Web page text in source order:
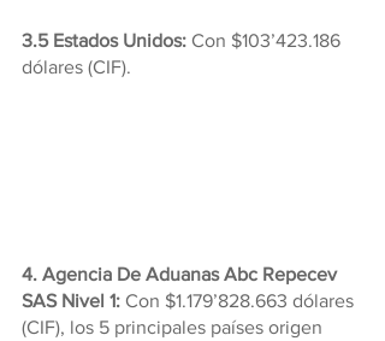
3.5 Estados Unidos: Con $103’423.186
dólares (CIF).
4. Agencia De Aduanas Abc Repecev
SAS Nivel 1: Con $1.179’828.663 dólares
(CIF), los 5 principales países origen